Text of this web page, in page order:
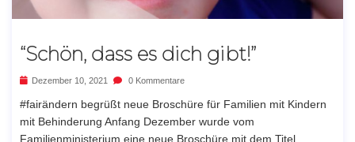
“Schön, dass es dich gibt!”
Dezember 10, 2021 0 Kommentare
#fairändern begrüßt neue Broschüre für Familien mit Kindern
mit Behinderung Anfang Dezember wurde vom
Familienministerium eine neue Broschüre mit dem Titel